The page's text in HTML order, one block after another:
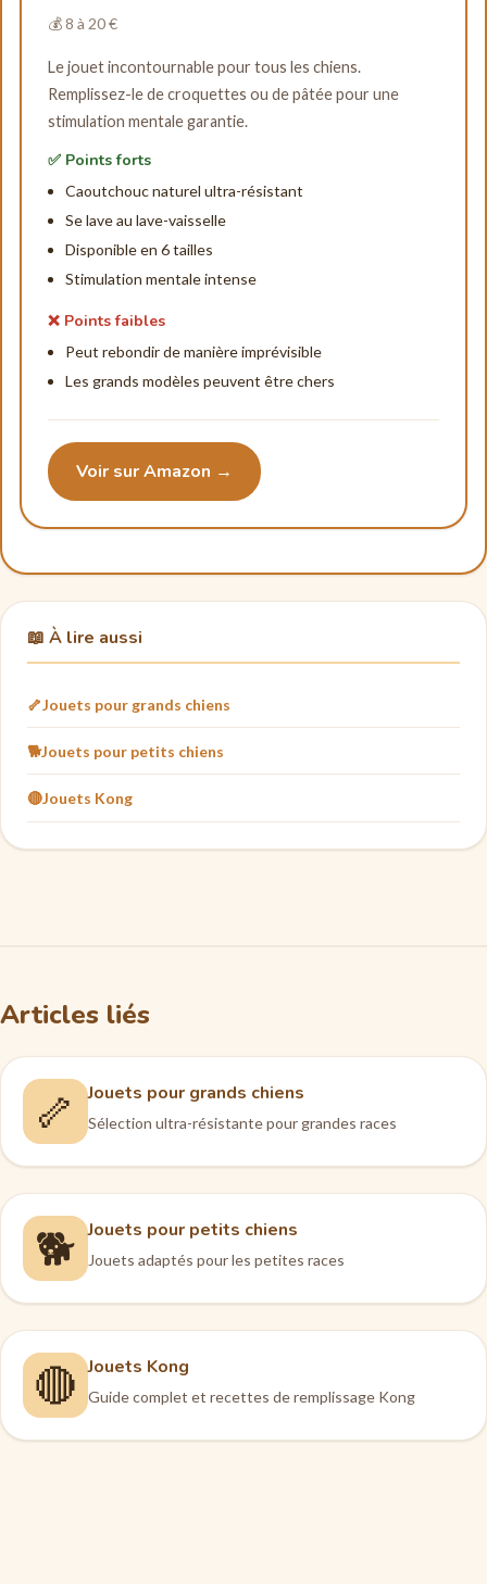
💰 8 à 20 €
Le jouet incontournable pour tous les chiens.
Remplissez-le de croquettes ou de pâtée pour une
stimulation mentale garantie.
✅ Points forts
Caoutchouc naturel ultra-résistant
Se lave au lave-vaisselle
Disponible en 6 tailles
Stimulation mentale intense
❌ Points faibles
Peut rebondir de manière imprévisible
Les grands modèles peuvent être chers
Voir sur Amazon →
📖 À lire aussi
🦴Jouets pour grands chiens
🐕Jouets pour petits chiens
🔴Jouets Kong
Articles liés
🦴 Jouets pour grands chiens
Sélection ultra-résistante pour grandes races
🐕 Jouets pour petits chiens
Jouets adaptés pour les petites races
🔴 Jouets Kong
Guide complet et recettes de remplissage Kong